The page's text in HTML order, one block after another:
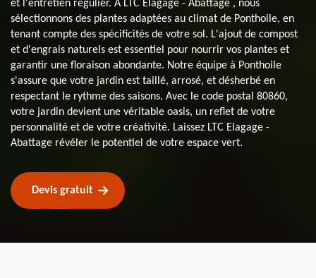
et l'entretien régulier. À LTC Elagage - Abattage , nous
sélectionnons des plantes adaptées au climat de Ponthoile, en
tenant compte des spécificités de votre sol. L'ajout de compost
et d'engrais naturels est essentiel pour nourrir vos plantes et
garantir une floraison abondante. Notre équipe à Ponthoile
s'assure que votre jardin est taillé, arrosé, et désherbé en
respectant le rythme des saisons. Avec le code postal 80860,
votre jardin devient une véritable oasis, un reflet de votre
personnalité et de votre créativité. Laissez LTC Elagage -
Abattage révéler le potentiel de votre espace vert.
Devis gratuit